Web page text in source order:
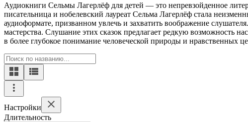
Аудиокниги Сельмы Лагерлёф для детей — это непревзойденное
писательница и нобелевский лауреат Сельма Лагерлёф стала
аудиоформате, призванном увлечь и захватить воображение
мастерства. Слушание этих сказок предлагает редкую возможность
в более глубокое понимание человеческой природы и нравственных
Настройки
Длительность